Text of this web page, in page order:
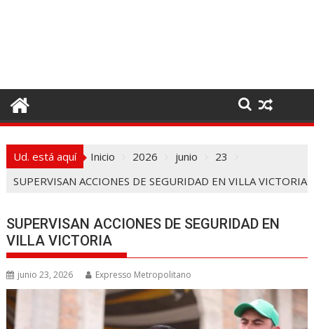
o
t
Ud. está aquí Inicio 2026 junio
23
SUPERVISAN ACCIONES DE SEGURIDAD EN VILLA VICTORIA
SUPERVISAN ACCIONES DE SEGURIDAD EN
VILLA VICTORIA
junio 23, 2026 Expresso Metropolitano